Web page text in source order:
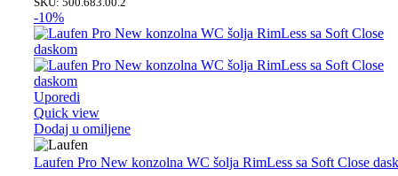
-10%
Uporedi
Quick view
Dodaj u omiljene
Laufen Pro New konzolna WC šolja RimLess sa Soft Close